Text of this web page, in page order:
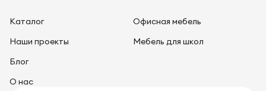
Каталог
Наши проекты
Блог
О нас
Офисная мебель
Мебель для школ